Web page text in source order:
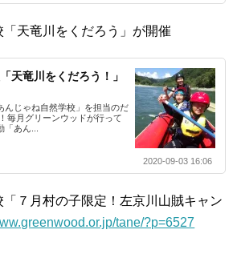
天竜川をくだろう」が開催
天竜川をくだろう！」
んじゃね自然学校」を担当のだ
毎月グリーンウッドが行って
あん...
2020-09-03 16:06
７月村の子限定！左京川山賊キャン
tane/?p=6527